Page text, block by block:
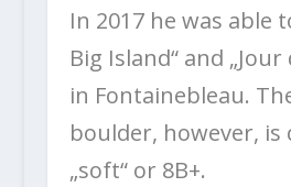
In 2017 he was able
Big Island“ and „Jour
in Fontainebleau.
boulder, however, is
„soft“ or 8B+.